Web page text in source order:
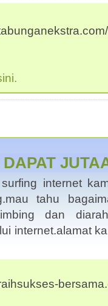
internet
tahu
dan
internet.alamat